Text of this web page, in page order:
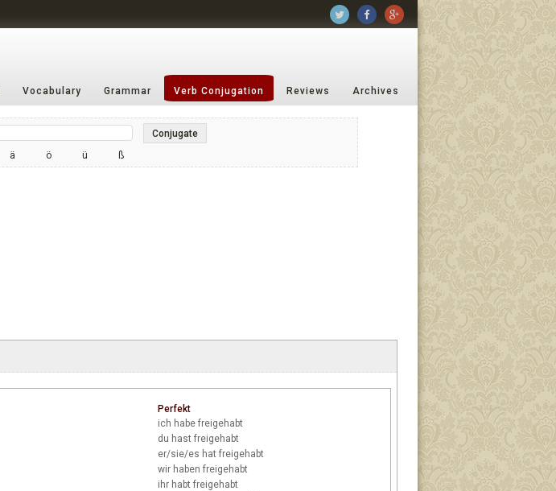
Vocabulary Grammar Verb Conjugation Reviews Archives
Conjugate
ä ö ü ß
Perfekt
ich habe freigehabt
du hast freigehabt
er/sie/es hat freigehabt
wirhaben freigehabt
ihrhabt freigehabt